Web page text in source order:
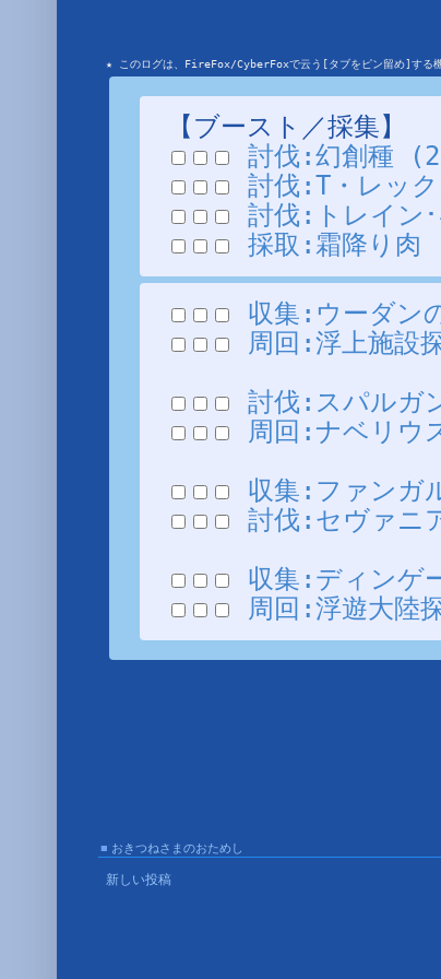
★ このログは、FireFox/CyberFoxで云う[タブをピン留め]する機
【ブースト／採集】
討伐:幻創種
討伐:T・レッ
討伐:トレイ
採取:霜降り
収集:ウーダ
周回:浮上施設
討伐:スパル
周回:ナベリ
収集:ファン
討伐:セヴァニ
収集:ディンゲ
周回:浮遊大陸
■ おきつねさまのおためし
新しい投稿